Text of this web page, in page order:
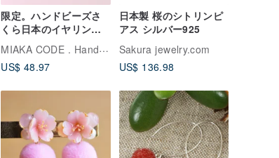
限定。ハンドビーズさ
くら日本のイヤリング
（フロントとバックウ
ェア）/イヤリング
MIAKA CODE . Handmade & Fashion
US$ 48.97
日本製 桜のシトリンピ
アス シルバー925
Sakura jewelry.com
US$ 136.98